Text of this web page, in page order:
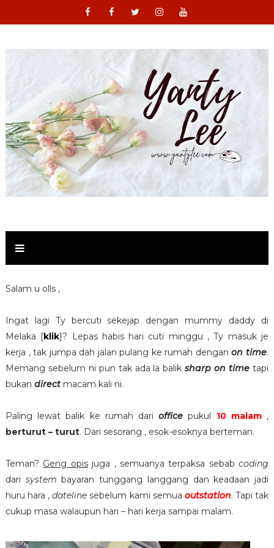
Salam u olls ,
Ingat lagi Ty bercuti sekejap dengan mummy daddy di
Melaka [klik]? Lepas habis hari cuti minggu , Ty masuk je
kerja , tak jumpa dah jalan pulang ke rumah denganon time.
Memang sebelum ni pun tak ada la baliksharp on time tapi
bukan direct macam kali ni.
Paling lewat balik ke rumah dariofficepukul 10 malam,
berturut – turut. Dari sesorang , esok-esoknya berteman.
Teman? Geng opisjuga , semuanya terpaksa sebabcoding
dari systembayaran tunggang langgang dan keadaan jadi
huru hara ,dateline sebelum kami semua outstation. Tapi tak
cukup masa walaupun hari – hari kerja sampai malam.